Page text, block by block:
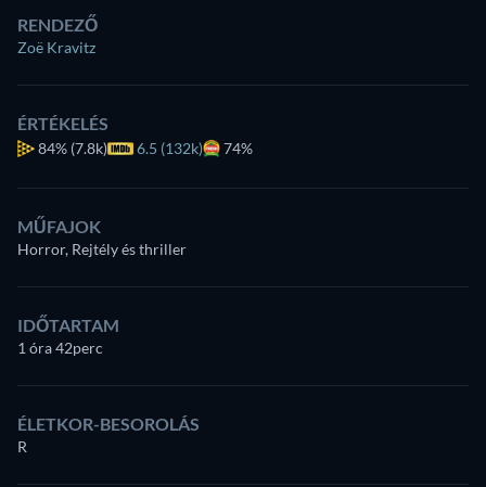
RENDEZŐ
Zoë Kravitz
ÉRTÉKELÉS
84% (7.8k) 6.5 (132k) 74%
MŰFAJOK
Horror, Rejtély és thriller
IDŐTARTAM
1 óra 42perc
ÉLETKOR-BESOROLÁS
R